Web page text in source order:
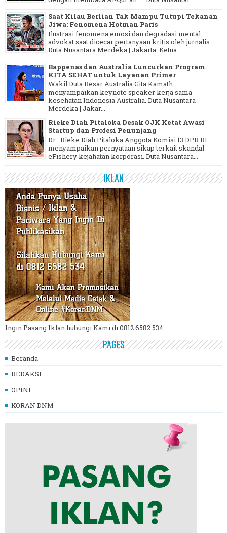
Saat Kilau Berlian Tak Mampu Tutupi Tekanan
Jiwa: Fenomena Hotman Paris
Ilustrasi fenomena emosi dan degradasi mental
advokat saat dicecar pertanyaan kritis oleh jurnalis.
Duta Nusantara Merdeka | Jakarta Ketua ...
Bappenas dan Australia Luncurkan Program
KITA SEHAT untuk Layanan Primer
Wakil Duta Besar Australia Gita Kamath
menyampaikan keynote speaker kerja sama
kesehatan Indonesia Australia. Duta Nusantara
Merdeka | Jakar...
Rieke Diah Pitaloka Desak OJK Ketat Awasi
Startup dan Profesi Penunjang
Dr . Rieke Diah Pitaloka Anggota Komisi 13 DPR RI
menyampaikan pernyataan sikap terkait skandal
eFishery kejahatan korporasi. Duta Nusantara...
IKLAN
Ingin Pasang Iklan hubungi Kami di 0812 6582 534
PAGES
Beranda
REDAKSI
OPINI
KORAN DNM